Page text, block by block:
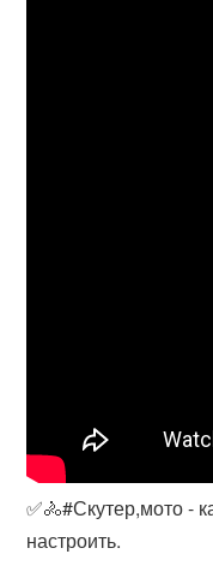
✅🚴#Скутер,мото -
настроить.